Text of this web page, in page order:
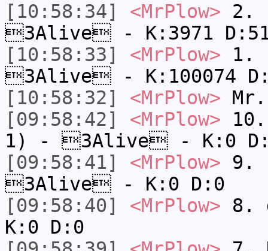
[10:58:34]
<MrPlow> 2.
3Alive - K:3971
[10:58:33]
<MrPlow> 1.
3Alive - K:100074
[10:58:32]
<MrPlow>
[09:58:42]
<MrPlow>
1) - 3Alive - K:0
[09:58:41]
<MrPlow> 9.
3Alive - K:0 D:0
[09:58:40]
<MrPlow> 8.
K:0 D:0